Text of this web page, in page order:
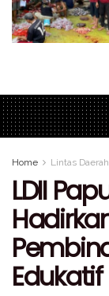
Home Lintas Daerah
LDII
Edukatif